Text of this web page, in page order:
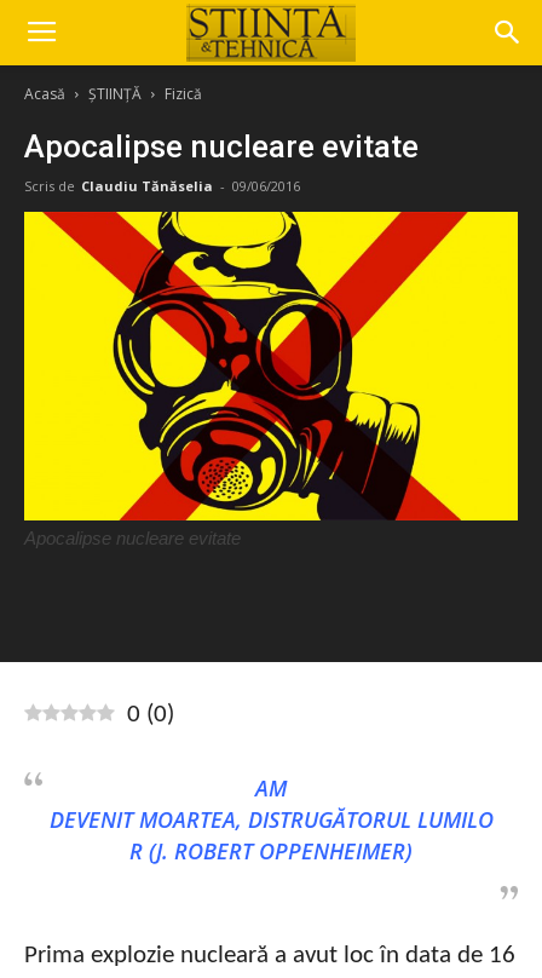
Acasă ȘTIINȚĂ Fizică
Apocalipse nucleare evitate
Scris de Claudiu Tănăselia - 09/06/2016
Apocalipse nucleare evitate
0 (0)
AM
DEVENIT MOARTEA, DISTRUGĂTORUL LUMILO
R (J. ROBERT OPPENHEIMER)
Prima explozie nucleară a avut loc în data de 16